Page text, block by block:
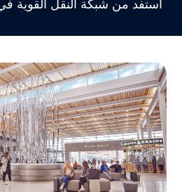
استفد من شبكة النقل القوية